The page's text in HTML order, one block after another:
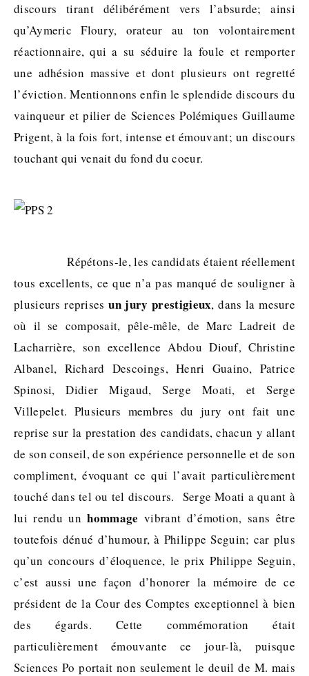
discours tirant délibérément vers l’absurde; ainsi
qu’Aymeric Floury, orateur au ton volontairement
réactionnaire, qui a su séduire la foule et remporter
une adhésion massive et dont plusieurs ont regretté
l’éviction. Mentionnons enfin le splendide discours du
vainqueur et pilier de Sciences Polémiques Guillaume
Prigent, à la fois fort, intense et émouvant; un discours
touchant qui venait du fond du coeur.
Répétons-le, les candidats étaient réellement
tous excellents, ce que n’a pas manqué de souligner à
plusieurs reprisesun jury prestigieux, dans la mesure
où il se composait, pêle-mêle, de Marc Ladreit de
Lacharrière, son excellence Abdou Diouf, Christine
Albanel, Richard Descoings, Henri Guaino, Patrice
Spinosi, Didier Migaud, Serge Moati, et Serge
Villepelet. Plusieurs membres du jury ont fait une
reprise sur la prestation des candidats, chacun y allant
de son conseil, de son expérience personnelle et de son
compliment, évoquant ce qui l’avait particulièrement
touché dans tel ou tel discours. Serge Moati a quant à
lui rendu unhommage vibrant d’émotion, sans être
toutefois dénué d’humour, à Philippe Seguin; car plus
qu’un concours d’éloquence, le prix Philippe Seguin,
c’est aussi une façon d’honorer la mémoire de ce
président de la Cour des Comptes exceptionnel à bien
des égards. Cette commémoration était
particulièrement émouvante ce jour-là, puisque
Sciences Po portait non seulement le deuil de M. mais